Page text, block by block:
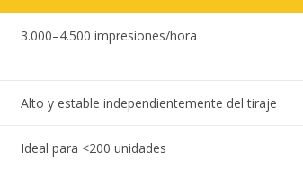
3.000–4.500 impresiones/hora
Alto y estable independientemente del tiraje
Ideal para <200 unidades